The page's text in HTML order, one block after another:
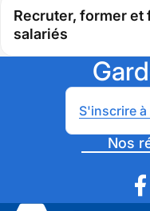
service
des
entreprises
Recruter, former et
salariés
S'inscrire
Nos